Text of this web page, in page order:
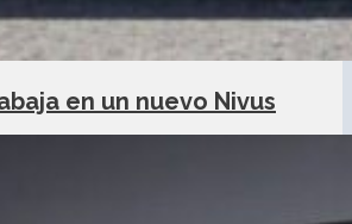
en un nuevo Nivus